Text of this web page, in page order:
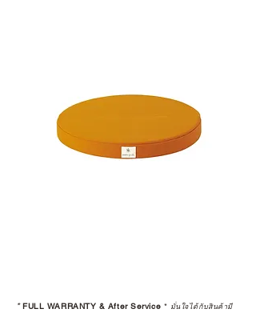
*FULL WARRANTY & After Service * มั่นใจได้กับสินค้ามี